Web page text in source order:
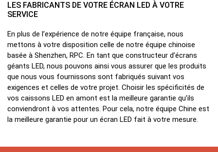
LES FABRICANTS DE VOTRE ÉCRAN LED À VOTRE
SERVICE
En plus de l’expérience de notre équipe française, nous
mettons à votre disposition celle de notre équipe chinoise
basée à Shenzhen, RPC. En tant que constructeur d’écrans
géants LED, nous pouvons ainsi vous assurer que les produits
que nous vous fournissons sont fabriqués suivant vos
exigences et celles de votre projet. Choisir les spécificités de
vos caissons LED en amont est la meilleure garantie qu’ils
conviendront à vos attentes. Pour cela, notre équipe Chine est
la meilleure garantie pour un écran LED fait à votre mesure.